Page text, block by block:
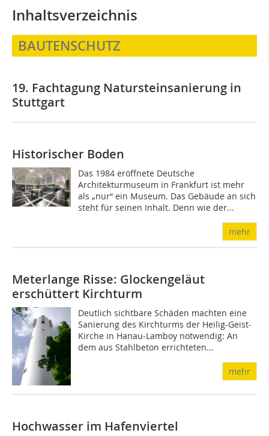
Inhaltsverzeichnis
BAUTENSCHUTZ
19. Fachtagung Natursteinsanierung in
Stuttgart
Historischer Boden
Das 1984 eröffnete Deutsche
Architekturmuseum in Frankfurt ist mehr
als „nur“ ein Museum. Das Gebäude an sich
steht für seinen Inhalt. Denn wie der...
mehr
Meterlange Risse: Glockengeläut
erschüttert Kirchturm
Deutlich sichtbare Schäden machten eine
Sanierung des Kirchturms der Heilig-Geist-
Kirche in Hanau-Lamboy notwendig: An
dem aus Stahlbeton errichteten...
mehr
Hochwasser im Hafenviertel